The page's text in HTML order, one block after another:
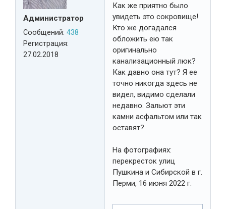
Администратор
Сообщений: 438
Регистрация:
27.02.2018
Как же приятно было
увидеть это сокровище!
Кто же догадался
обложить ею так
оригинально
канализационный люк?
Как давно она тут? Я ее
точно никогда здесь не
видел, видимо сделали
недавно. Зальют эти
камни асфальтом или так
оставят?
На фотографиях:
перекресток улиц
Пушкина и Сибирской в г.
Перми, 16 июня 2022 г.